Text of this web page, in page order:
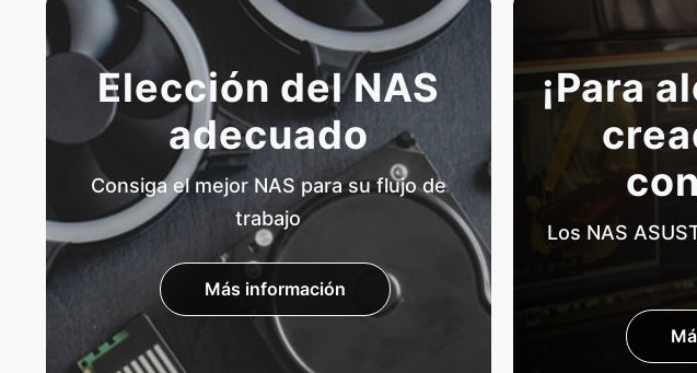
Elección del NAS
adecuado
Consiga el mejor NAS para su flujo de
trabajo
Más información
¡Para
Los NAS